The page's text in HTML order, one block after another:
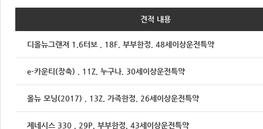
견적 내용
디올뉴그랜져 1.6터보 , 18F, 부부한정, 48세이상운전특약
e-카운티(장축) , 11Z, 누구나, 30세이상운전특약
올뉴 모닝(2017) , 13Z, 가족한정, 26세이상운전특약
제네시스 330 , 29P, 부부한정, 43세이상운전특약